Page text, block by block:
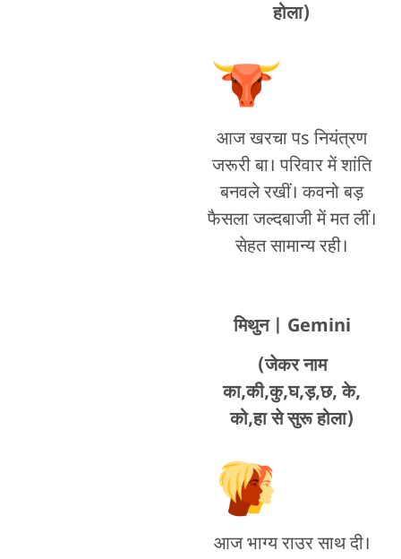
होला)
आज खरचा पs नियंत्रण
जरूरी बा। परिवार में शांति
बनवले रखीं। कवनो बड़
फैसला जल्दबाजी में मत लीं।
सेहत सामान्य रही।
मिथुन
| Gemini
(जेकर नाम
का,की,कु,घ,ड़,छ, के,
को,हा से सुरू होला)
आज भाग्य राउर साथ दी।